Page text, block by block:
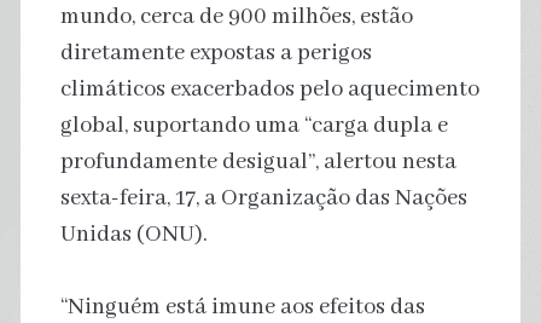
mundo, cerca de 900 milhões, estão
diretamente expostas a perigos
climáticos exacerbados pelo aquecimento
global, suportando uma “carga dupla e
profundamente desigual”, alertou nesta
sexta-feira, 17, a Organização das Nações
Unidas (ONU).
“Ninguém está imune aos efeitos das